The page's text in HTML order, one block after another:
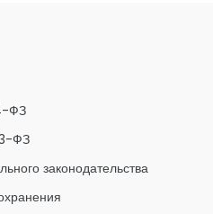
ФЗ
ФЗ
законодательства